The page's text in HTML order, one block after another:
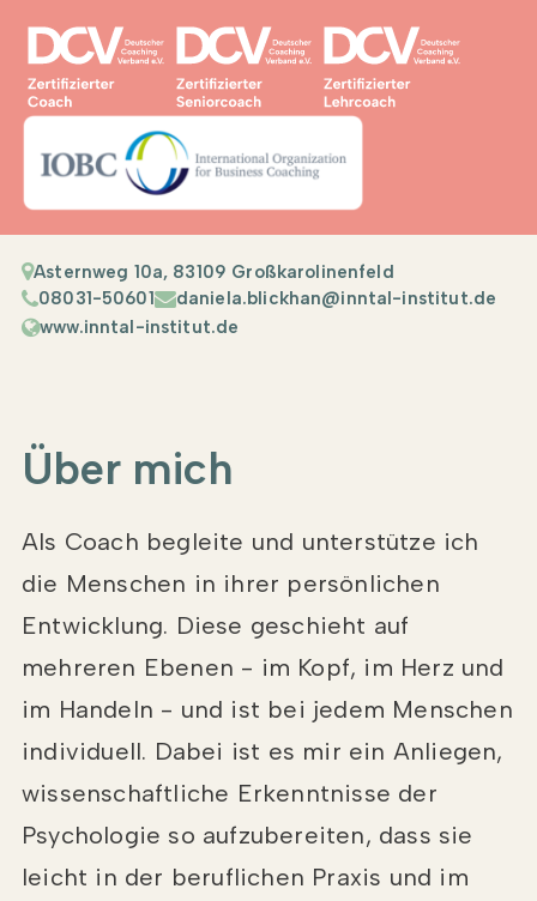
Asternweg 10a, 83109 Großkarolinenfeld
08031-50601
daniela.blickhan@inntal-institut.de
www.inntal-institut.de
Über mich
Als Coach begleite und unterstütze ich
die Menschen in ihrer persönlichen
Entwicklung. Diese geschieht auf
mehreren Ebenen - im Kopf, im Herz und
im Handeln - und ist bei jedem Menschen
individuell. Dabei ist es mir ein Anliegen,
wissenschaftliche Erkenntnisse der
Psychologie so aufzubereiten, dass sie
leicht in der beruflichen Praxis und im